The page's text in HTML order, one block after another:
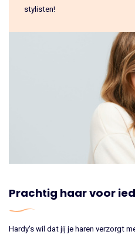
stylisten!
Prachtig haar voor
Hardy's wil dat jij je haren verzorgt